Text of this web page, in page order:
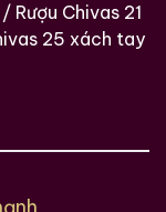
/ Rượu Chivas 21
25 xách tay